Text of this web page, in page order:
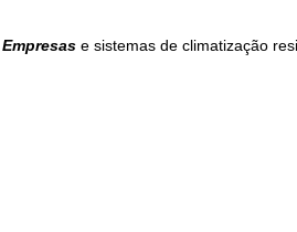
e sistemas de climatização